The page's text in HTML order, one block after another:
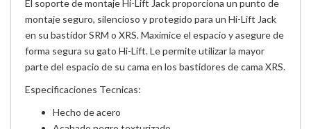
El soporte de montaje Hi-Lift Jack proporciona un punto de
montaje seguro, silencioso y protegido para un Hi-Lift Jack
en su bastidor SRM o XRS. Maximice el espacio y asegure de
forma segura su gato Hi-Lift. Le permite utilizar la mayor
parte del espacio de su cama en los bastidores de cama XRS.
Especificaciones Tecnicas:
Hecho de acero